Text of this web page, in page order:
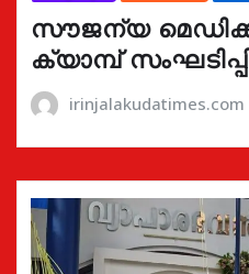
സൗജന്യ
ക്യാമ്പ്
irinjalakudatimes.com